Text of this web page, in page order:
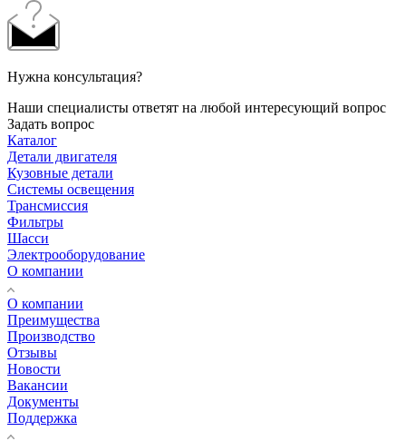
Нужна консультация?
Наши специалисты ответят на любой интересующий вопрос
Задать вопрос
Каталог
Детали двигателя
Кузовные детали
Системы освещения
Трансмиссия
Фильтры
Шасси
Электрооборудование
О компании
О компании
Преимущества
Производство
Отзывы
Новости
Вакансии
Документы
Поддержка